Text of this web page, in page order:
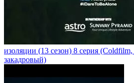
изоляции (13 сезон) 8 серия
закадровый)